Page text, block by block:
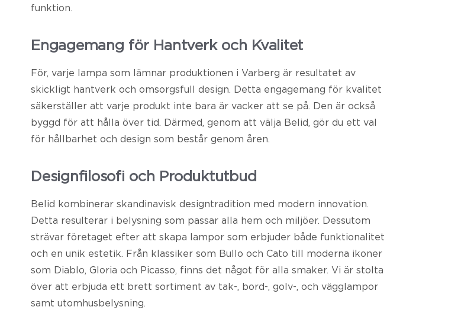
funktion.
Engagemang för Hantverk och Kvalitet
För, varje lampa som lämnar produktionen i Varberg är resultatet av
skickligt hantverk och omsorgsfull design. Detta engagemang för kvalitet
säkerställer att varje produkt inte bara är vacker att se på. Den är också
byggd för att hålla över tid. Därmed, genom att välja Belid, gör du ett val
för hållbarhet och design som består genom åren.
Designfilosofi och Produktutbud
Belid kombinerar skandinavisk designtradition med modern innovation.
Detta resulterar i belysning som passar alla hem och miljöer. Dessutom
strävar företaget efter att skapa lampor som erbjuder både funktionalitet
och en unik estetik. Från klassiker som Bullo och Cato till moderna ikoner
som Diablo, Gloria och Picasso, finns det något för alla smaker. Vi är stolta
över att erbjuda ett brett sortiment av tak-, bord-, golv-, och vägglampor
samt utomhusbelysning.